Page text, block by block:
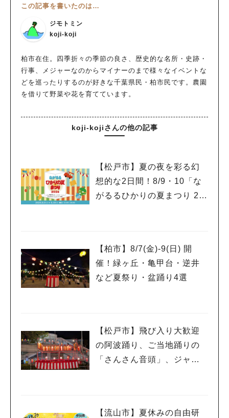
この記事を書いたのは…
ジモトミン
koji-koji
柏市在住。四季折々の季節の良さ、歴史的な名所・史跡・
行事、メジャーなのからマイナーのまで様々なイベントな
どを巡ったりするのが好きな千葉県民・柏市民です。農園
を借りて野菜や花を育てています。
koji-kojiさんの他の記事
【松戸市】夏の夜を彩る幻
想的な2日間！8/9・10「な
がるるひかりの夏まつり 20
【柏市】8/7(金)‐9(日) 開
催！緑ヶ丘・亀甲台・逆井
など夏祭り・盆踊り4選
【松戸市】飛び入り大歓迎
の阿波踊り、ご当地踊りの
「さんさん音頭」、ジャ
【流山市】夏休みの自由研